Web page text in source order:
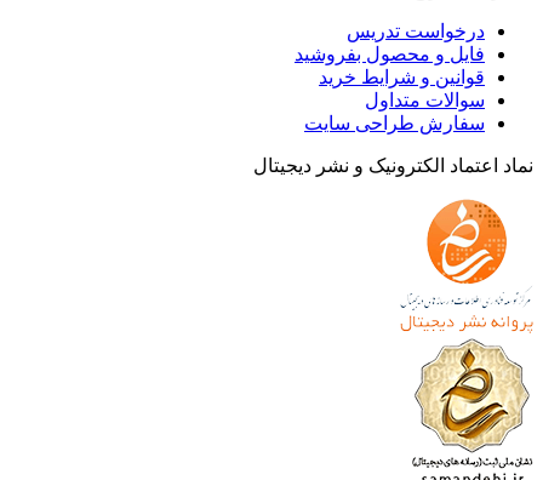
درخواست تدریس
فایل و محصول بفروشید
قوانین و شرایط خرید
سوالات متداول
سفارش طراحی سایت
اعتماد الکترونیک و نشر دیجیتال